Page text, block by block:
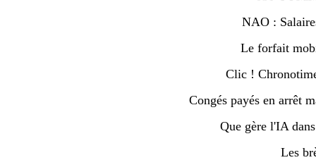
NAO :
Le forfait
Clic !
Congés payés en arrêt
Que gère l'IA
Les